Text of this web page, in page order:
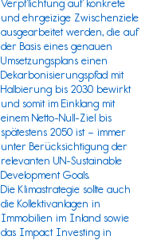
Verpflichtung auf konkrete
und ehrgeizige Zwischenziele
ausgearbeitet werden, die auf
der Basis eines genauen
Umsetzungsplans einen
Dekarbonisierungspfad mit
Halbierung bis 2030 bewirkt
und somit im Einklang mit
einem Netto-Null-Ziel bis
spätestens 2050 ist – immer
unter Berücksichtigung der
relevanten UN-Sustainable
Development Goals.
Die Klimastrategie sollte auch
die Kollektivanlagen in
Immobilien im Inland sowie
das Impact Investing in